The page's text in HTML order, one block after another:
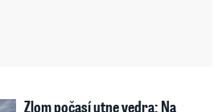
Zlom počasí utne vedra: Na